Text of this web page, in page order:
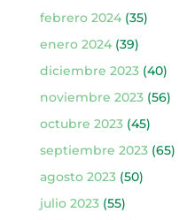
febrero 2024(35)
enero 2024(39)
diciembre 2023(40)
noviembre 2023(56)
octubre 2023(45)
septiembre 2023(65)
agosto 2023(50)
julio 2023(55)